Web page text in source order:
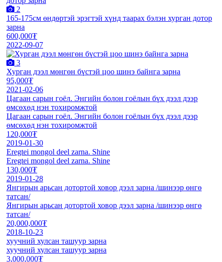
2
165-175см өндөртэй эрэгтэй хүнд таарах бэлэн хурган дотор
зарна
600,000₮
2022-09-07
3
Хурган дээл мөнгөн бүстэй цоо шинэ байнга зарна
95,000₮
2021-02-06
Цагаан сарын гоёл. Энгийн болон гоёлын бүх дээл дээр
өмсөхөд нэн тохиромжтой
Цагаан сарын гоёл. Энгийн болон гоёлын бүх дээл дээр
өмсөхөд нэн тохиромжтой
120,000₮
2019-01-30
Eregtei mongol deel zarna. Shine
Eregtei mongol deel zarna. Shine
130,000₮
2019-01-28
Янгирын арьсан дотортой ховор дээл зарна /шинээр өнгө
татсан/
Янгирын арьсан дотортой ховор дээл зарна /шинээр өнгө
татсан/
20,000,000₮
2018-10-23
хуучний хулсан ташуур зарна
хуучний хулсан ташуур зарна
3,000,000₮